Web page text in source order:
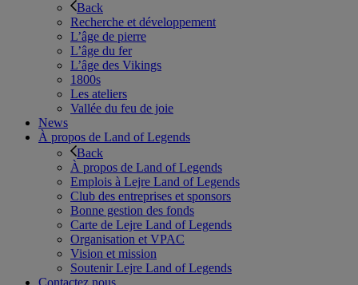
Back
Recherche et développement
L’âge de pierre
L’âge du fer
L’âge des Vikings
1800s
Les ateliers
Vallée du feu de joie
News
À propos de Land of Legends
Back
À propos de Land of Legends
Emplois à Lejre Land of Legends
Club des entreprises et sponsors
Bonne gestion des fonds
Carte de Lejre Land of Legends
Organisation et VPAC
Vision et mission
Soutenir Lejre Land of Legends